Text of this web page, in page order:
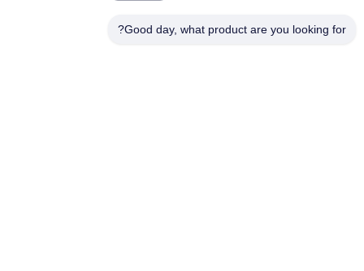
Good day, what product are